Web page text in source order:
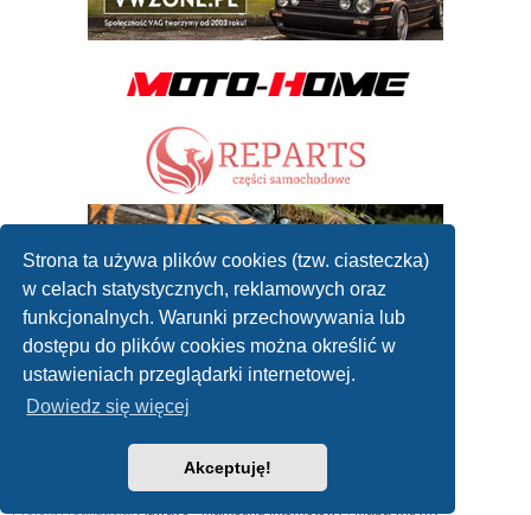
Strona ta używa plików cookies (tzw. ciasteczka)
w celach statystycznych, reklamowych oraz
funkcjonalnych. Warunki przechowywania lub
dostępu do plików cookies można określić w
ustawieniach przeglądarki internetowej.
Dowiedz się więcej
Akceptuję!
Forum mechaników samochodowych
Współpraca: reklamanaportalu@gmail.com
Projekt i realizacja:Adwave - marketing internetowy|Mapa witryny